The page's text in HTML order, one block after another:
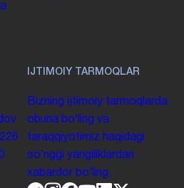
IJTIMOIY TARMOQLAR
Bizning ijtimoiy tarmoqlarda
obuna boʻling va
taraqqiyotimiz haqidagi
soʻnggi yangiliklardan
xabardor boʻling.